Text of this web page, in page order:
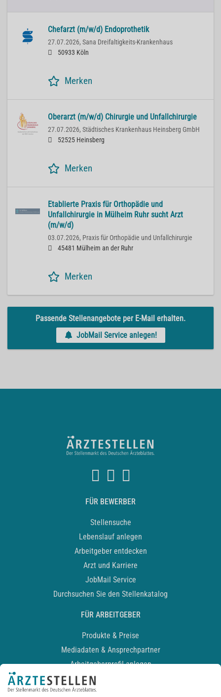
Chefarzt (m/w/d) Endoprothetik
27.07.2026, Sana Dreifaltigkeits-Krankenhaus
50933 Köln
Merken
Oberarzt (m/w/d) Chirurgie und Unfallchirurgie
27.07.2026, Städtisches Krankenhaus Heinsberg GmbH
52525 Heinsberg
Merken
Etablierte Praxis für Orthopädie und
Unfallchirurgie in Mülheim Ruhr sucht Arzt
(m/w/d)
03.07.2026, Praxis für Orthopädie und Unfallchirurgie
45481 Mülheim an der Ruhr
Merken
Passende Stellenangebote per E-Mail erhalten.
JobMail Service anlegen!
FÜR BEWERBER
Stellensuche
Lebenslauf anlegen
Arbeitgeber entdecken
Arzt und Karriere
JobMail Service
Durchsuchen Sie den Stellenkatalog
FÜR ARBEITGEBER
Produkte & Preise
Mediadaten & Ansprechpartner
Arbeitgeberprofil anlegen
Recruiting-Podcast